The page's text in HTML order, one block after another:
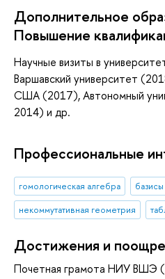
Дополнительное
Повышение
Научные визиты в
Варшавский университет
США (2017), Автономный
2014) и др.
Профессиональные
гомологическая алгебра
некоммутативная геометрия
Достижения и
Почетная грамота НИУ ВШЭ